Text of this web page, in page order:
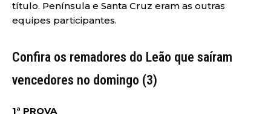
título. Península e Santa Cruz eram as outras
equipes participantes.
Confira os remadores do Leão que saíram
vencedores no domingo (3)
1ª PROVA